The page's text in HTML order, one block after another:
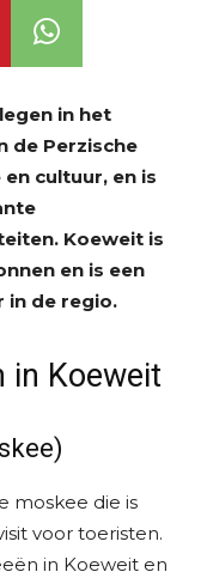
in het
de Perzische
cultuur, en is
Koeweit is
en is een
in de regio.
in Koeweit
moskee die is
voor toeristen.
in Koeweit en